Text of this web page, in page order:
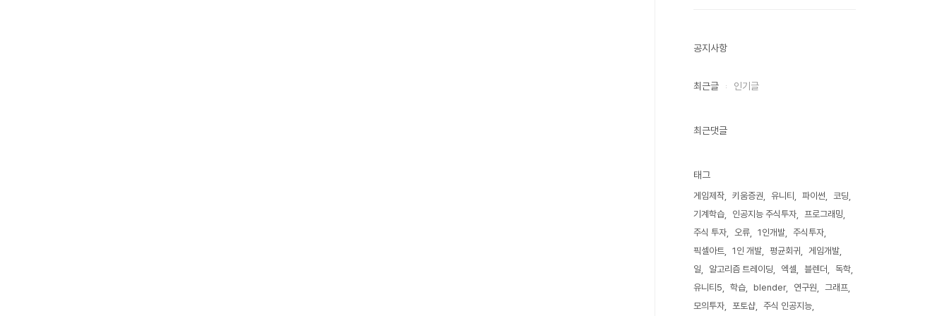
공지사항
최근글 인기글
최근댓글
태그
게임제작 키움증권 유니티 파이썬
코딩
기계학습
인공지능 주식투자
프로그래밍
주식 투자
오류 1인개발
주식투자
픽셀아트
1인 개발 평균회귀
게임개발
일
알고리즘 트레이딩 엑셀 블렌더
독학
유니티5
학습 blender 연구원
그래프
모의투자
포토샵 주식 인공지능